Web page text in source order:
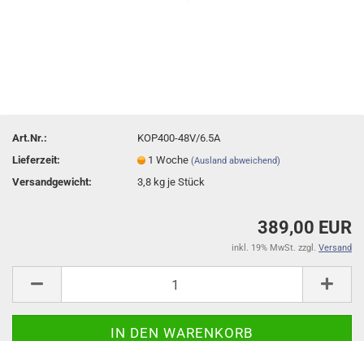
Art.Nr.:
KOP400-48V/6.5A
Lieferzeit:
1 Woche(Ausland abweichend)
Versandgewicht: 3,8 kg je Stück
389,00 EUR
inkl. 19% MwSt. zzgl. Versand